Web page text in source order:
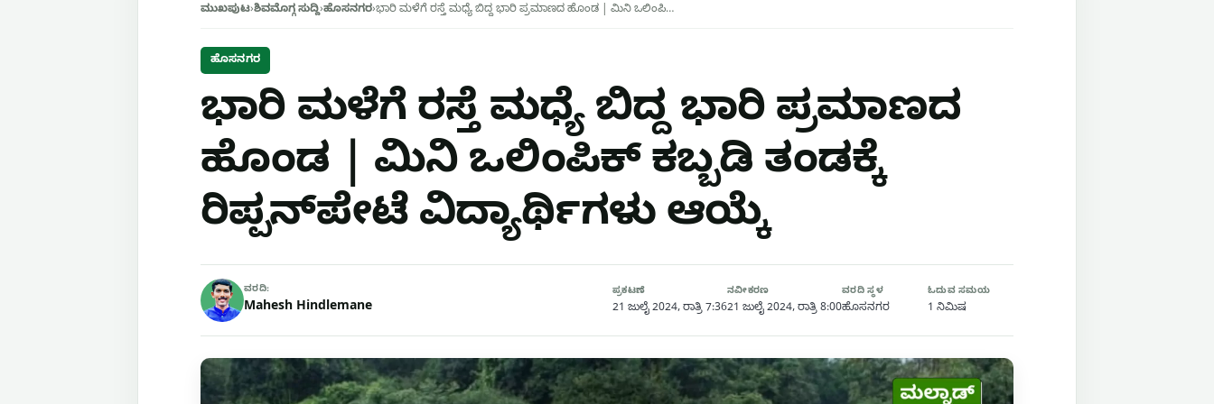
ಮುಖಪುಟ›ಶಿವಮೊಗ್ಗ ಸುದ್ದಿ›ಹೊಸನಗರ›ಭಾರಿ ಮಳೆಗೆ ರಸ್ತೆ ಮಧ್ಯೆ ಬಿದ್ದ ಭಾರಿ ಪ್ರಮಾಣದ ಹೊಂಡ | ಮಿನಿ ಒಲಿಂಪಿ…
ಹೊಸನಗರ
ಭಾರಿ ಮಳೆಗೆ ರಸ್ತೆ ಮಧ್ಯೆ ಬಿದ್ದ ಭಾರಿ ಪ್ರಮಾಣದ
ಹೊಂಡ | ಮಿನಿ ಒಲಿಂಪಿಕ್ ಕಬ್ಬಡಿ ತಂಡಕ್ಕೆ
ರಿಪ್ಪನ್‌ಪೇಟೆ ವಿದ್ಯಾರ್ಥಿಗಳು ಆಯ್ಕೆ
ವರದಿ:
Mahesh Hindlemane
ಪ್ರಕಟಣೆ
21 ಜುಲೈ 2024, ರಾತ್ರಿ 7:36
ನವೀಕರಣ
21 ಜುಲೈ 2024, ರಾತ್ರಿ 8:00
ವರದಿ ಸ್ಥಳ
ಹೊಸನಗರ
ಓದುವ ಸಮಯ
1 ನಿಮಿಷ